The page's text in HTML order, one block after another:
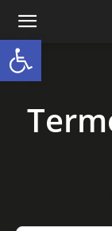
Abrir a barra de